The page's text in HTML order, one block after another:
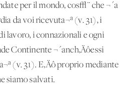
per il mondo, cos√¨ che ¬´a
da voi ricevuta¬ª (v. 31), i
lavoro, i connazionali e ogni
Continente ¬´anch‚Äôessi
(v. 31). E‚Äô proprio mediante
siamo salvati.